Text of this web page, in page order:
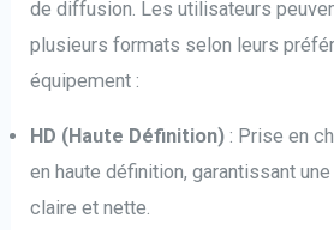
de diffusion. Les utilisateurs
plusieurs formats selon leurs
équipement :
HD (Haute Définition) : Prise en
en haute définition, garantissant
claire et nette.